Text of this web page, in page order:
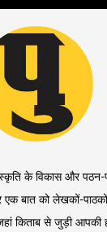
के विकास और पठन-
बात को लेखकों-
किताब से जुड़ी आपकी